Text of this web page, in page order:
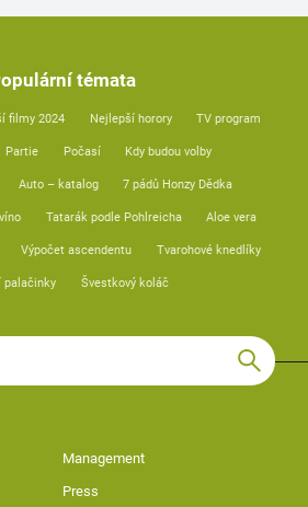
témata
filmy 2024 Nejlepší horory TV program
Partie Počasí Kdy budou volby
Auto – katalog 7 pádů Honzy Dědka
Tatarák podle Pohlreicha Aloe vera
Výpočet ascendentu Tvarohové knedlíky
palačinky Švestkový koláč
Management
Press